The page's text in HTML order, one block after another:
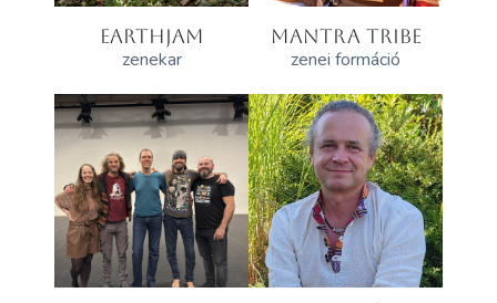
EARTHJAM
zenekar
MANTRA TRIBE
zenei formáció